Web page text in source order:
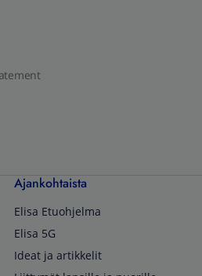
Ajankohtaista
Elisa Etuohjelma
Elisa 5G
Ideat ja artikkelit